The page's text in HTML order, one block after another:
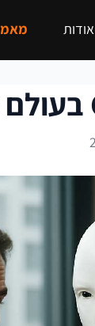
אודות